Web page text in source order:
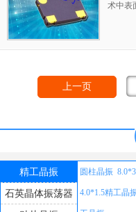
术中表
的生产
振器,
如智能
上一页
精工晶振
石英晶体振荡器
圆柱晶振
4.0*1.5精工晶